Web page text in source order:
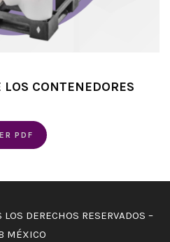
LOS CONTENEDORES
PDF
DERECHOS RESERVADOS –
MÉXICO